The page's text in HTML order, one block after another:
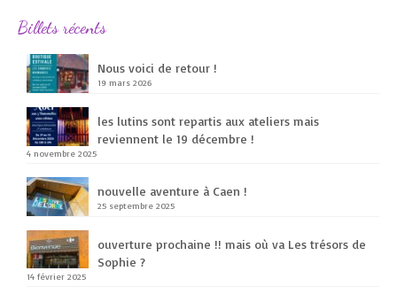
Billets récents
Nous voici de retour !
19 mars 2026
les lutins sont repartis aux ateliers mais
reviennent le 19 décembre !
4 novembre 2025
nouvelle aventure à Caen !
25 septembre 2025
ouverture prochaine !! mais où va Les trésors de
Sophie ?
14 février 2025